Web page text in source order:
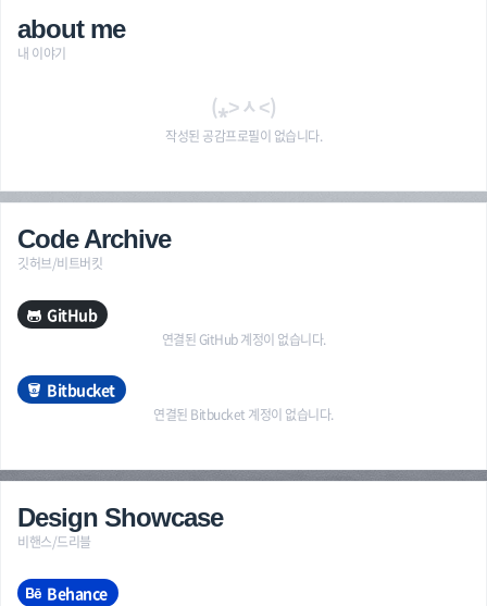
about me
내 이야기
(⁎˃ᆺ˂)
작성된 공감프로필이 없습니다.
Code Archive
깃허브/비트버킷
GitHub
연결된 GitHub 계정이 없습니다.
Bitbucket
연결된 Bitbucket 계정이 없습니다.
Design Showcase
비핸스/드리블
Behance